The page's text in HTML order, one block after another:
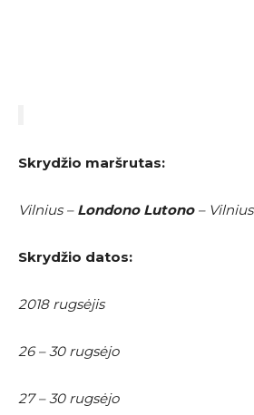
Skrydžio maršrutas:
Vilnius – Londono Lutono – Vilnius
Skrydžio datos:
2018 rugsėjis
26 – 30 rugsėjo
27 – 30 rugsėjo